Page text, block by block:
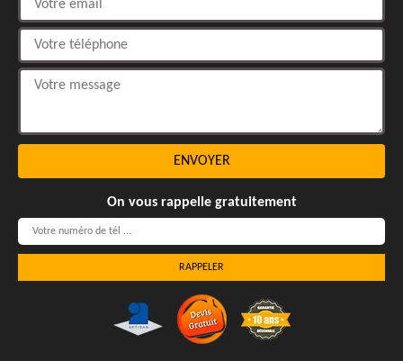
On vous rappelle gratuitement